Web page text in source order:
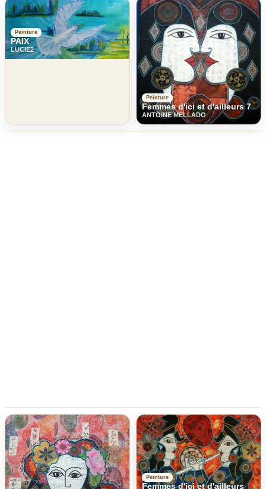
Peinture
PAIX
LUCIE2
Peinture
Femmes d'ici et d'ailleurs 7
ANTOINE MELLADO
Peinture
Femmes d'ici et d'ailleurs